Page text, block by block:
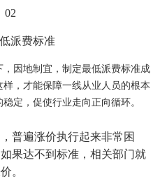
02
派费标准
因地制宜，制定最低派费标准成
，才能保障一线从业人员的根本
定，促使行业走向正向循环。
普遍涨价执行起来非常困
果达不到标准，相关部门就
。